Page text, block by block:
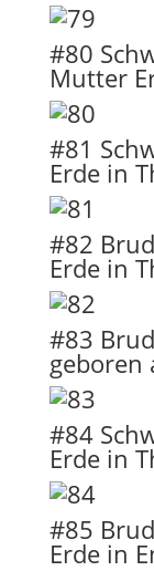
#80
Mutter
#81
Erde in
#82
Erde in
#83
geboren
#84
Erde in
#85
Erde in